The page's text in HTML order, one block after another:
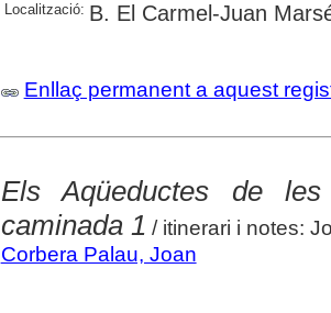
Localització: B. El Carmel-Juan
Enllaç permanent a aquest
Els Aqüeductes de
caminada 1 / itinerari i notes:
Corbera Palau, Joan